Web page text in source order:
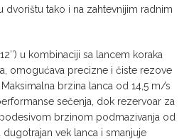
dvorištu tako i na zahtevnijim radnim
u kombinaciji sa lancem koraka
omogućava precizne i čiste rezove
brzina lanca od 14,5 m/s
sečenja, dok rezervoar za
brzinom podmazivanja od
vek lanca i smanjuje